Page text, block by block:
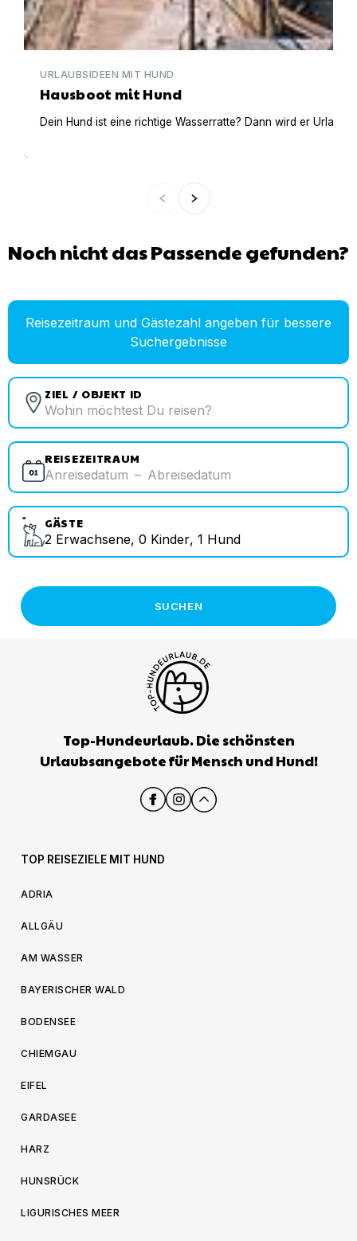
URLAUBSIDEEN MIT HUND
Hausboot mit Hund
Dein Hund ist eine richtige Wasserratte? Dann wird er
Noch nicht das Passende gefunden?
Reisezeitraum und Gästezahl angeben für bessere
Suchergebnisse
ZIEL / OBJEKT ID
REISEZEITRAUM
Anreisedatum – Abreisedatum
GÄSTE
2 Erwachsene, 0 Kinder, 1 Hund
SUCHEN
Top-Hundeurlaub. Die schönsten
Urlaubsangebote für Mensch und Hund!
TOP REISEZIELE MIT HUND
ADRIA
ALLGÄU
AM WASSER
BAYERISCHER WALD
BODENSEE
CHIEMGAU
EIFEL
GARDASEE
HARZ
HUNSRÜCK
LIGURISCHES MEER